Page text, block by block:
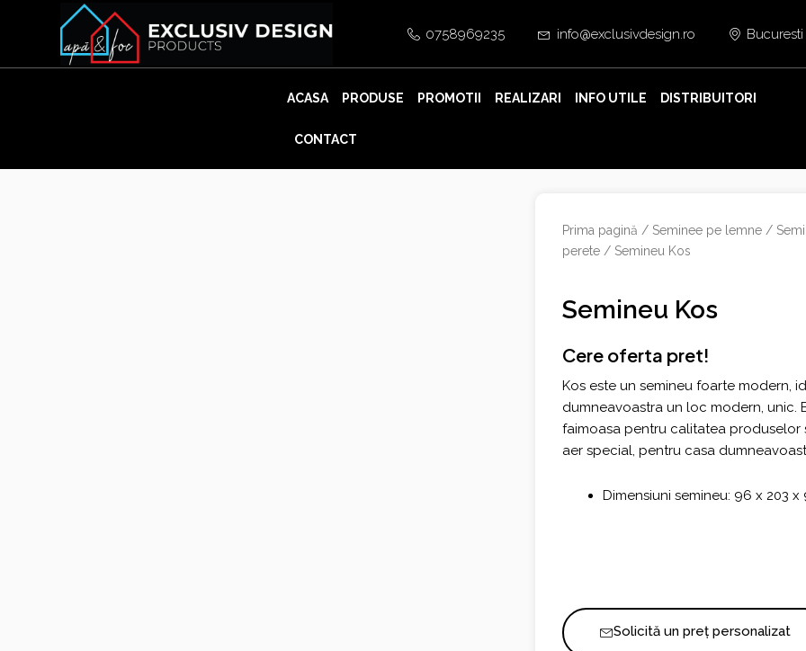
content
0758969235 info@exclusivdesign.ro Bucuresti
ACASA PRODUSE PROMOTII REALIZARI INFO UTILE DISTRIBUITORI
CONTACT
Prima pagină / Seminee pe lemne /
perete / Semineu Kos
Semineu Kos
Cere oferta pret!
Kos este un semineu foarte modern,
dumneavoastra un loc modern, unic.
faimoasa pentru calitatea produselor
aer special, pentru casa
Dimensiuni semineu: 96 x 203 x
Solicită un preț personalizat